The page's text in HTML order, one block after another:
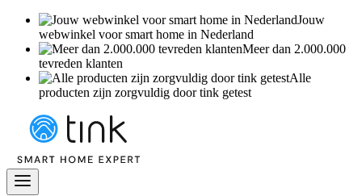
Jouw
webwinkel voor smart home in Nederland
Meer dan 2.000.000
tevreden klanten
Alle
producten zijn zorgvuldig door tink getest